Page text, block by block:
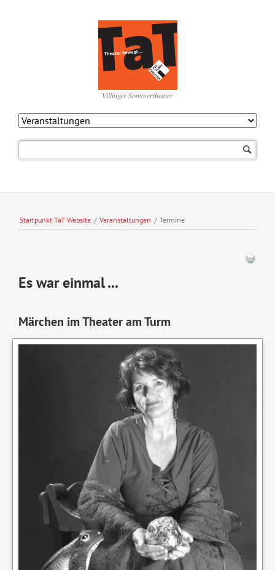
Villinger Sommertheater
Startpunkt TaT Website / Veranstaltungen / Termine
Es war einmal ...
Märchen im Theater am Turm